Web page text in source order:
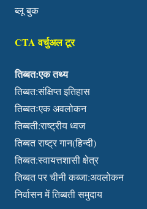
ब्लू बुक
CTA वर्चुअल टूर
तिब्बत:एक तथ्य
तिब्बत:संक्षिप्त इतिहास
तिब्बतःएक अवलोकन
तिब्बती:राष्ट्रीय ध्वज
तिब्बत राष्ट्र गान(हिन्दी)
तिब्बत:स्वायत्तशासी क्षेत्र
तिब्बत पर चीनी कब्जा:अवलोकन
निर्वासन में तिब्बती समुदाय